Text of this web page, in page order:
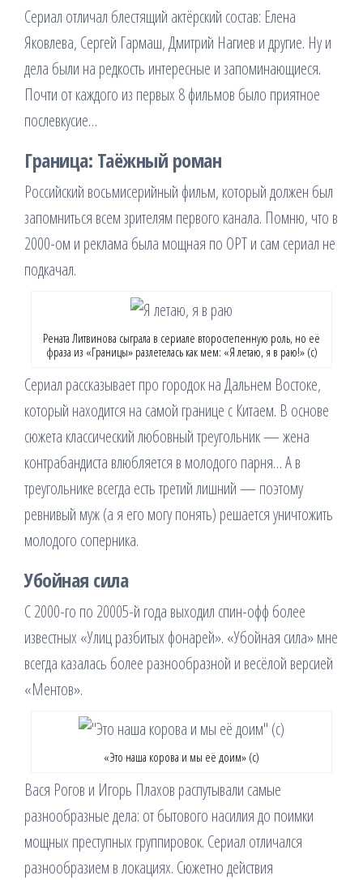
Сериал отличал блестящий актёрский состав: Елена
Яковлева, Сергей Гармаш, Дмитрий Нагиев и другие. Ну и
дела были на редкость интересные и запоминающиеся.
Почти от каждого из первых 8 фильмов было приятное
послевкусие…
Граница: Таёжный роман
Российский восьмисерийный фильм, который должен был
запомниться всем зрителям первого канала. Помню, что в
2000-ом и реклама была мощная по ОРТ и сам сериал не
подкачал.
Рената Литвинова сыграла в сериале второстепенную роль, но её
фраза из «Границы» разлетелась как мем: «Я летаю, я в раю!» (с)
Сериал рассказывает про городок на Дальнем Востоке,
который находится на самой границе с Китаем. В основе
сюжета классический любовный треугольник — жена
контрабандиста влюбляется в молодого парня… А в
треугольнике всегда есть третий лишний — поэтому
ревнивый муж (а я его могу понять) решается уничтожить
молодого соперника.
Убойная сила
C 2000-го по 20005-й года выходил спин-офф более
известных «Улиц разбитых фонарей». «Убойная сила» мне
всегда казалась более разнообразной и весёлой версией
«Ментов».
«Это наша корова и мы её доим» (с)
Вася Рогов и Игорь Плахов распутывали самые
разнообразные дела: от бытового насилия до поимки
мощных преступных группировок. Сериал отличался
разнообразием в локациях. Сюжетно действия